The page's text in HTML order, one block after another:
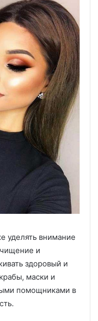
уделять внимание
и
здоровый и
маски и
помощниками в